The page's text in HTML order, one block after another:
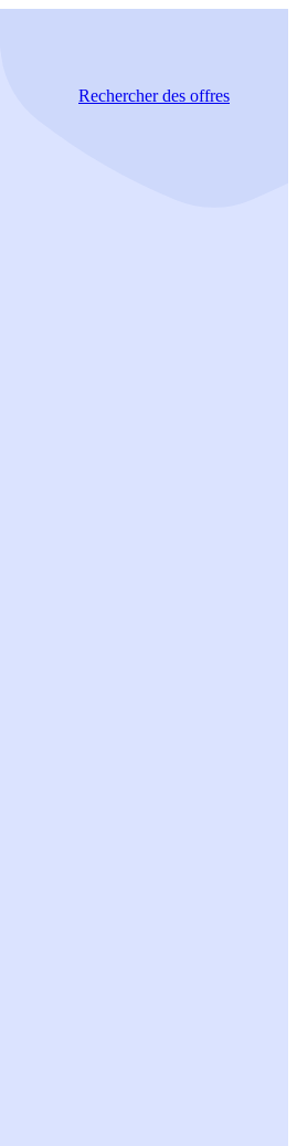
Rechercherdes offres